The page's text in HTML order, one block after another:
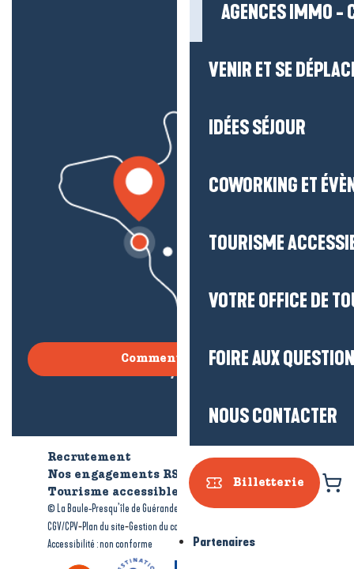
AGENCES IMMO -
VENIR ET SE
IDÉES SÉJOUR
COWORKING ET
TOURISME
VOTRE OFFICE DE
FOIRE AUX
NOUS CONTACTER
Billetterie
Partenaires
Comment venir ?
Recrutement
Qui sommes-nous ?
Nos engagements RSE
Tourisme accessible
© La Baule-Presqu’île de Guérande tourisme-Mentions légales-
CGV/CPV-Plan du site-Gestion du consentement
Accessibilité : non conforme